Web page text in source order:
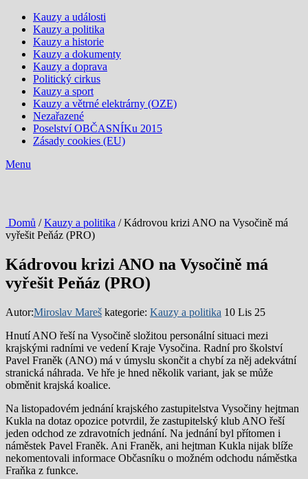
Kauzy a události
Kauzy a politika
Kauzy a historie
Kauzy a dokumenty
Kauzy a doprava
Politický cirkus
Kauzy a sport
Kauzy a větrné elektrárny (OZE)
Nezařazené
Poselství OBČASNÍKu 2015
Zásady cookies (EU)
Menu
Domů /Kauzy a politika / Kádrovou krizi ANO na Vysočině má
vyřešit Peňáz (PRO)
Kádrovou krizi ANO na Vysočině má
vyřešit Peňáz (PRO)
Autor:Miroslav Mareš kategorie: Kauzy a politika 10 Lis 25
Hnutí ANO řeší na Vysočině složitou personální situaci mezi
krajskými radními ve vedení Kraje Vysočina. Radní pro školství
Pavel Franěk (ANO) má v úmyslu skončit a chybí za něj adekvátní
stranická náhrada. Ve hře je hned několik variant, jak se může
obměnit krajská koalice.
Na listopadovém jednání krajského zastupitelstva Vysočiny hejtman
Kukla na dotaz opozice potvrdil, že zastupitelský klub ANO řeší
jeden odchod ze zdravotních jednání. Na jednání byl přítomen i
náměstek Pavel Franěk. Ani Franěk, ani hejtman Kukla nijak blíže
nekomentovali informace Občasníku o možném odchodu náměstka
Fraňka z funkce.